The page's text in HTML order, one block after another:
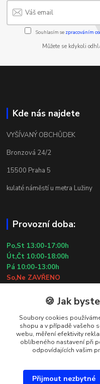
Souhlasím se zpracováním
Můžete se kdykoli
Kde nás najdete
VYŠÍVANÝ OBCHŮDEK
Bronzová 24/2
15500 Praha 5
kulaté náměstí u metra Lužiny
Provozní doba:
Po,St 13:00-17:00h
Út,Čt 10:00-18:00h
Pá 10:00-13:00h
So,Ne ZAVŘENO
Kontakty
Simona Kozová
+420 602
info@vysivanyobchudek.cz
🍪 Jak
Soubory cookies
shopu a v případě vašeho
webu, měření efektivity
oblíbeného nastavení při
odpovídajících vašim
Přijmout nezbytné